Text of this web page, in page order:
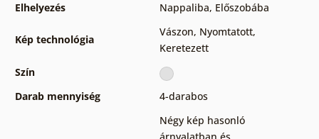
Elhelyezés
Nappaliba, Előszobába
Kép technológia
Vászon, Nyomtatott,
Keretezett
Szín
Darab mennyiség
4-darabos
Négy kép hasonló